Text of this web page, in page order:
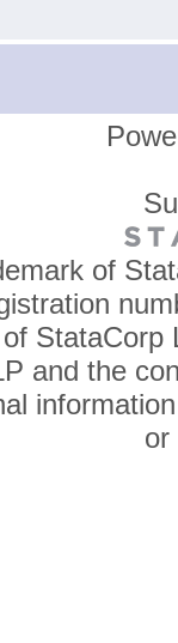
of
and the
or